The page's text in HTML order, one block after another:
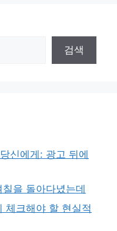
검색
신에게: 광고 뒤에
을 돌아다녔는데
체크해야 할 현실적